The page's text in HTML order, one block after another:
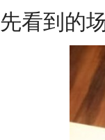
先看到的